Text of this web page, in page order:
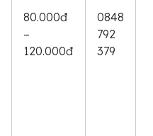
80.000đ
–
120.000đ
0848
792
379